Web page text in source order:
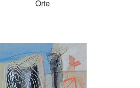
Orte